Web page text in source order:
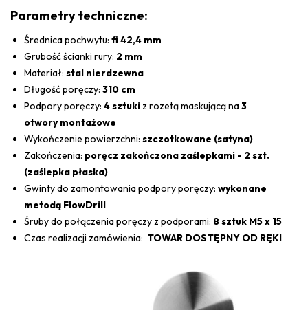
Parametry techniczne:
Średnica pochwytu: fi 42,4 mm
Grubość ścianki rury: 2 mm
Materiał: stal nierdzewna
Długość poręczy: 310 cm
Podpory poręczy: 4 sztuki z rozetą maskującą na3
otwory montażowe
Wykończenie powierzchni: szczotkowane (satyna)
Zakończenia: poręcz zakończona zaślepkami - 2 szt.
(zaślepka płaska)
Gwinty do zamontowania podpory poręczy: wykonane
metodą FlowDrill
Śruby do połączenia poręczy z podporami: 8 sztuk M5 x 15
Czas realizacji zamówienia: TOWAR DOSTĘPNY OD RĘKI